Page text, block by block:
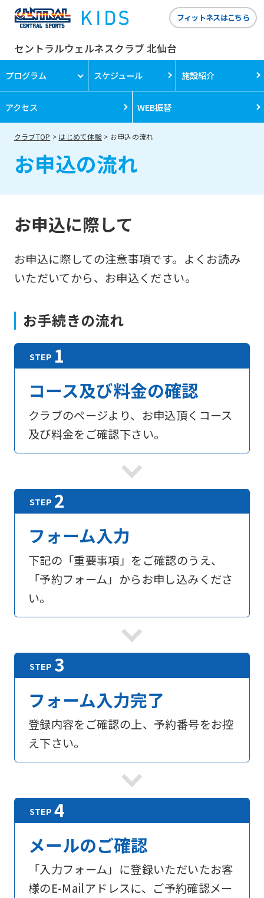
セントラルウェルネスクラブ 北仙台
フィットネスはこちら
プログラム スケジュール 施設紹介
アクセス WEB振替
クラブTOP はじめて体験 お申込の流れ
お申込の流れ
お申込に際して
お申込に際しての注意事項です。よくお読み
いただいてから、お申込ください。
お手続きの流れ
コース及び料金の確認
クラブのページより、お申込頂くコース
及び料金をご確認下さい。
フォーム入力
下記の「重要事項」をご確認のうえ、
「予約フォーム」からお申し込みくださ
い。
フォーム入力完了
登録内容をご確認の上、予約番号をお控
え下さい。
メールのご確認
「入力フォーム」に登録いただいたお客
様のE-Mailアドレスに、ご予約確認メー